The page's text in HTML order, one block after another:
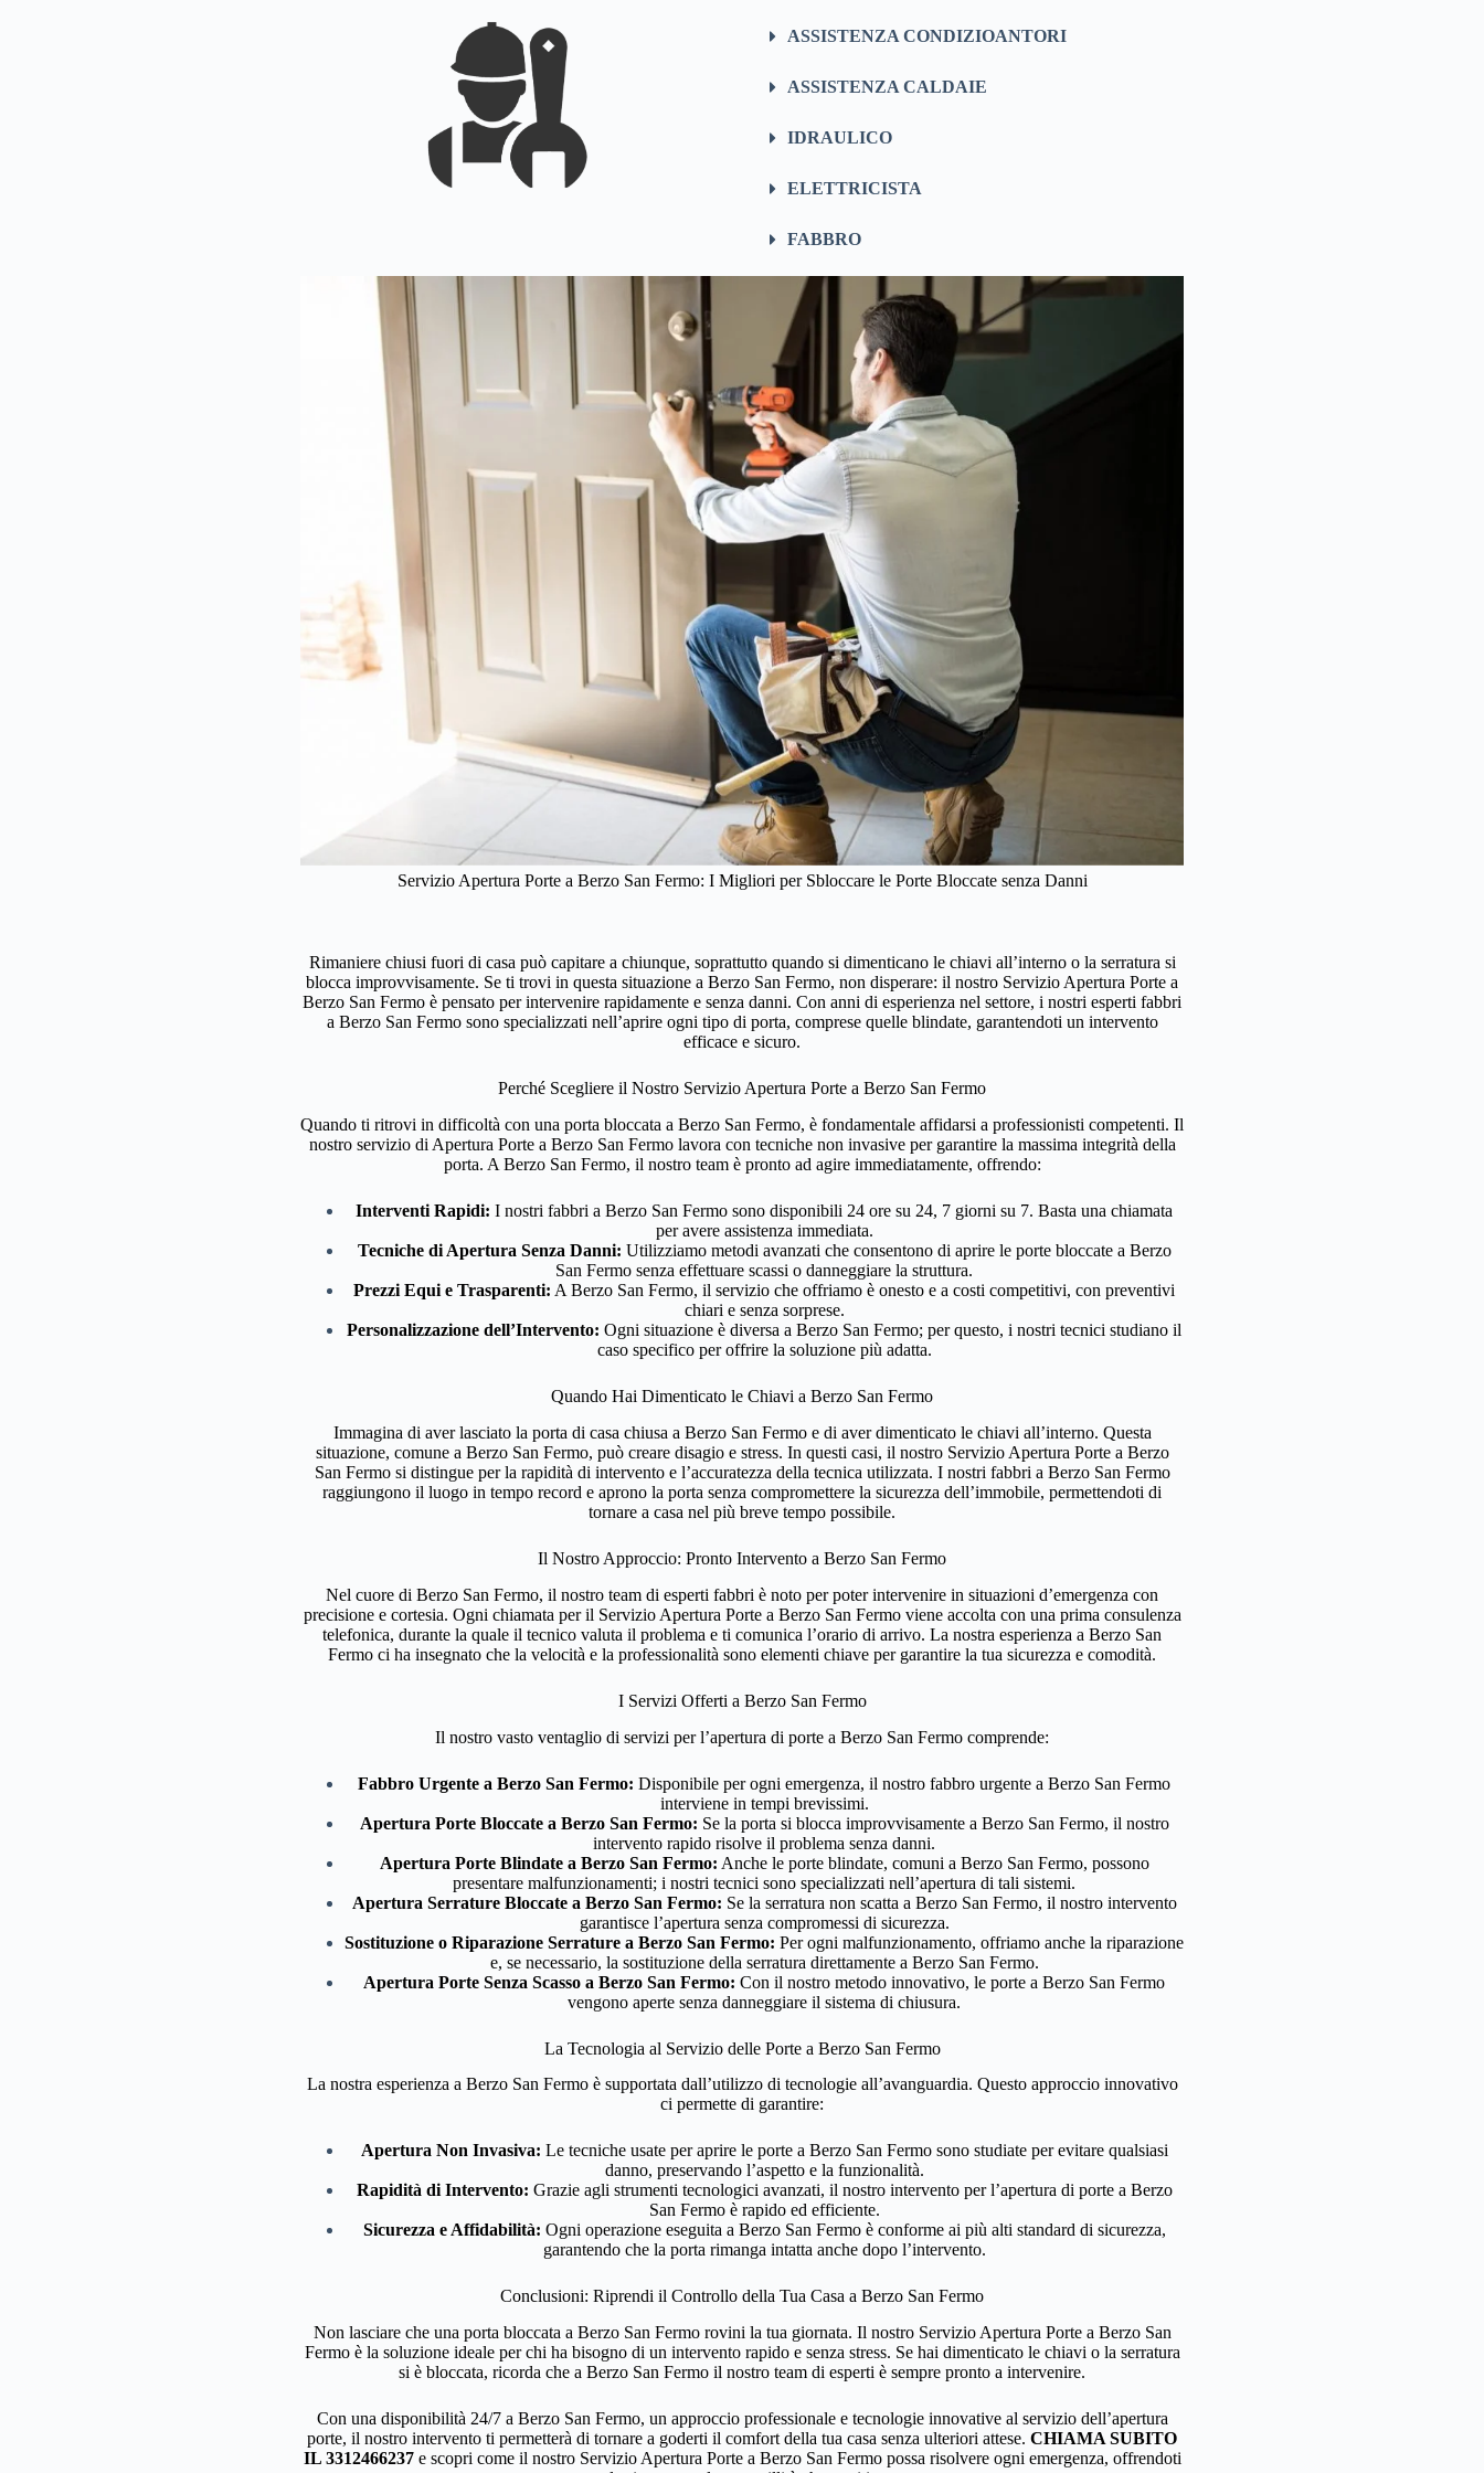
ASSISTENZA CONDIZIOANTORI
ASSISTENZA CALDAIE
IDRAULICO
ELETTRICISTA
FABBRO
Servizio Apertura Porte a Berzo San Fermo: I Migliori per Sbloccare le Porte Bloccate senza Danni
Rimaniere chiusi fuori di casa può capitare a chiunque, soprattutto quando si dimenticano le chiavi all’interno o la serratura si
blocca improvvisamente. Se ti trovi in questa situazione a Berzo San Fermo, non disperare: il nostro Servizio Apertura Porte a
Berzo San Fermo è pensato per intervenire rapidamente e senza danni. Con anni di esperienza nel settore, i nostri esperti fabbri
a Berzo San Fermo sono specializzati nell’aprire ogni tipo di porta, comprese quelle blindate, garantendoti un intervento
efficace e sicuro.
Perché Scegliere il Nostro Servizio Apertura Porte a Berzo San Fermo
Quando ti ritrovi in difficoltà con una porta bloccata a Berzo San Fermo, è fondamentale affidarsi a professionisti competenti. Il
nostro servizio di Apertura Porte a Berzo San Fermo lavora con tecniche non invasive per garantire la massima integrità della
porta. A Berzo San Fermo, il nostro team è pronto ad agire immediatamente, offrendo:
Interventi Rapidi: I nostri fabbri a Berzo San Fermo sono disponibili 24 ore su 24, 7 giorni su 7. Basta una chiamata
per avere assistenza immediata.
Tecniche di Apertura Senza Danni: Utilizziamo metodi avanzati che consentono di aprire le porte bloccate a Berzo
San Fermo senza effettuare scassi o danneggiare la struttura.
Prezzi Equi e Trasparenti: A Berzo San Fermo, il servizio che offriamo è onesto e a costi competitivi, con preventivi
chiari e senza sorprese.
Personalizzazione dell’Intervento: Ogni situazione è diversa a Berzo San Fermo; per questo, i nostri tecnici studiano il
caso specifico per offrire la soluzione più adatta.
Quando Hai Dimenticato le Chiavi a Berzo San Fermo
Immagina di aver lasciato la porta di casa chiusa a Berzo San Fermo e di aver dimenticato le chiavi all’interno. Questa
situazione, comune a Berzo San Fermo, può creare disagio e stress. In questi casi, il nostro Servizio Apertura Porte a Berzo
San Fermo si distingue per la rapidità di intervento e l’accuratezza della tecnica utilizzata. I nostri fabbri a Berzo San Fermo
raggiungono il luogo in tempo record e aprono la porta senza compromettere la sicurezza dell’immobile, permettendoti di
tornare a casa nel più breve tempo possibile.
Il Nostro Approccio: Pronto Intervento a Berzo San Fermo
Nel cuore di Berzo San Fermo, il nostro team di esperti fabbri è noto per poter intervenire in situazioni d’emergenza con
precisione e cortesia. Ogni chiamata per il Servizio Apertura Porte a Berzo San Fermo viene accolta con una prima consulenza
telefonica, durante la quale il tecnico valuta il problema e ti comunica l’orario di arrivo. La nostra esperienza a Berzo San
Fermo ci ha insegnato che la velocità e la professionalità sono elementi chiave per garantire la tua sicurezza e comodità.
I Servizi Offerti a Berzo San Fermo
Il nostro vasto ventaglio di servizi per l’apertura di porte a Berzo San Fermo comprende:
Fabbro Urgente a Berzo San Fermo: Disponibile per ogni emergenza, il nostro fabbro urgente a Berzo San Fermo
interviene in tempi brevissimi.
Apertura Porte Bloccate a Berzo San Fermo: Se la porta si blocca improvvisamente a Berzo San Fermo, il nostro
intervento rapido risolve il problema senza danni.
Apertura Porte Blindate a Berzo San Fermo: Anche le porte blindate, comuni a Berzo San Fermo, possono
presentare malfunzionamenti; i nostri tecnici sono specializzati nell’apertura di tali sistemi.
Apertura Serrature Bloccate a Berzo San Fermo: Se la serratura non scatta a Berzo San Fermo, il nostro intervento
garantisce l’apertura senza compromessi di sicurezza.
Sostituzione o Riparazione Serrature a Berzo San Fermo: Per ogni malfunzionamento, offriamo anche la riparazione
e, se necessario, la sostituzione della serratura direttamente a Berzo San Fermo.
Apertura Porte Senza Scasso a Berzo San Fermo: Con il nostro metodo innovativo, le porte a Berzo San Fermo
vengono aperte senza danneggiare il sistema di chiusura.
La Tecnologia al Servizio delle Porte a Berzo San Fermo
La nostra esperienza a Berzo San Fermo è supportata dall’utilizzo di tecnologie all’avanguardia. Questo approccio innovativo
ci permette di garantire:
Apertura Non Invasiva: Le tecniche usate per aprire le porte a Berzo San Fermo sono studiate per evitare qualsiasi
danno, preservando l’aspetto e la funzionalità.
Rapidità di Intervento: Grazie agli strumenti tecnologici avanzati, il nostro intervento per l’apertura di porte a Berzo
San Fermo è rapido ed efficiente.
Sicurezza e Affidabilità: Ogni operazione eseguita a Berzo San Fermo è conforme ai più alti standard di sicurezza,
garantendo che la porta rimanga intatta anche dopo l’intervento.
Conclusioni: Riprendi il Controllo della Tua Casa a Berzo San Fermo
Non lasciare che una porta bloccata a Berzo San Fermo rovini la tua giornata. Il nostro Servizio Apertura Porte a Berzo San
Fermo è la soluzione ideale per chi ha bisogno di un intervento rapido e senza stress. Se hai dimenticato le chiavi o la serratura
si è bloccata, ricorda che a Berzo San Fermo il nostro team di esperti è sempre pronto a intervenire.
Con una disponibilità 24/7 a Berzo San Fermo, un approccio professionale e tecnologie innovative al servizio dell’apertura
porte, il nostro intervento ti permetterà di tornare a goderti il comfort della tua casa senza ulteriori attese. CHIAMA SUBITO
IL 3312466237e scopri come il nostro Servizio Apertura Porte a Berzo San Fermo possa risolvere ogni emergenza, offrendoti